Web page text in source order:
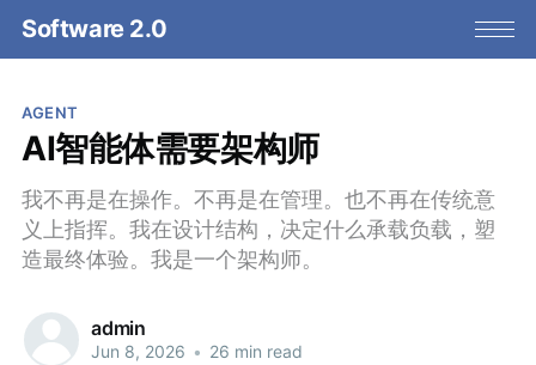
Software 2.0
AGENT
AI智能体需要架构师
我不再是在操作。不再是在管理。也不再在传统意
义上指挥。我在设计结构，决定什么承载负载，塑
造最终体验。我是一个架构师。
admin
Jun 8, 2026 • 26 min read